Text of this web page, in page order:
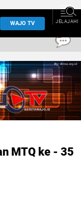
WAJO TV JELAJAHI
MTQ ke - 35